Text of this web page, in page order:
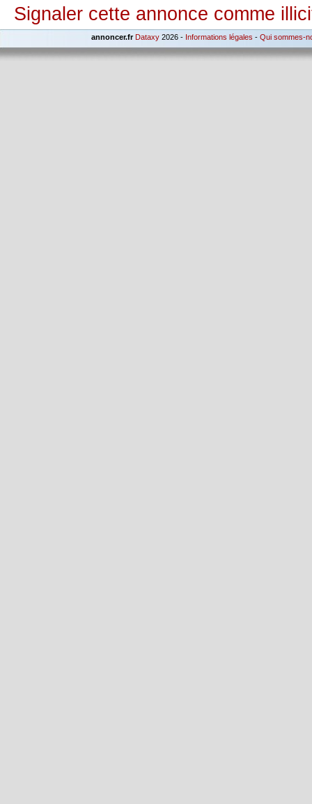
Signaler cette annonce comme
annoncer.fr Dataxy 2026 - Informations légales - Qui sommes-